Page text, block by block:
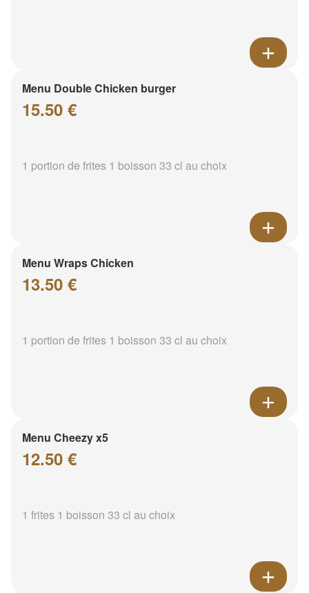
Menu Double Chicken burger
15.50 €
1 portion de frites 1 boisson 33 cl au choix
Menu Wraps Chicken
13.50 €
1 portion de frites 1 boisson 33 cl au choix
Menu Cheezy x5
12.50 €
1 frites 1 boisson 33 cl au choix